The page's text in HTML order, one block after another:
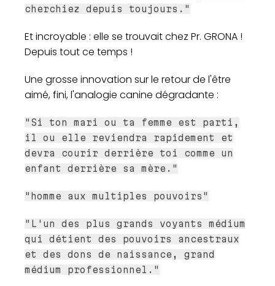
cherchiez depuis toujours."
Et incroyable : elle se trouvait chez Pr. GRONA !
Depuis tout ce temps !
Une grosse innovation sur le retour de l'être
aimé, fini, l'analogie canine dégradante :
"Si ton mari ou ta femme est parti,
il ou elle reviendra rapidement et
devra courir derrière toi comme un
enfant derrière sa mère."
"homme aux multiples pouvoirs"
"L'un des plus grands voyants médium
qui détient des pouvoirs ancestraux
et des dons de naissance, grand
médium professionnel."